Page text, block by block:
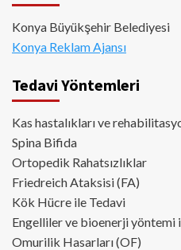
Konya Büyükşehir Belediyesi
Konya Reklam Ajansı
Tedavi Yöntemleri
Kas hastalıkları ve
Spina Bifida
Ortopedik Rahatsızlıklar
Friedreich Ataksisi (FA)
Kök Hücre ile Tedavi
Engelliler ve bioenerji yöntemi
Omurilik Hasarları (OF)